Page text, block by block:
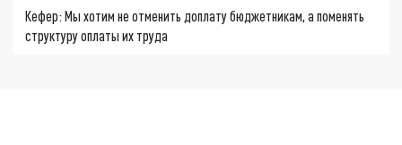
Кефер: Мы хотим не отменить доплату бюджетникам, а поменять
структуру оплаты их труда